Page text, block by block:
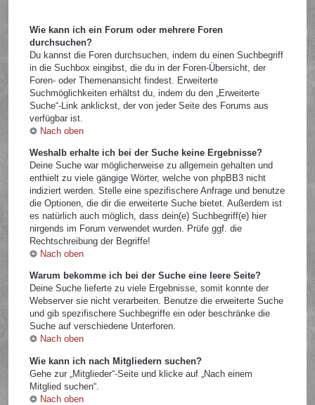
Wie kann ich ein Forum oder mehrere Foren
durchsuchen?
Du kannst die Foren durchsuchen, indem du einen Suchbegriff
in die Suchbox eingibst, die du in der Foren-Übersicht, der
Foren- oder Themenansicht findest. Erweiterte
Suchmöglichkeiten erhältst du, indem du den „Erweiterte
Suche“-Link anklickst, der von jeder Seite des Forums aus
verfügbar ist.
Nach oben
Weshalb erhalte ich bei der Suche keine Ergebnisse?
Deine Suche war möglicherweise zu allgemein gehalten und
enthielt zu viele gängige Wörter, welche von phpBB3 nicht
indiziert werden. Stelle eine spezifischere Anfrage und benutze
die Optionen, die dir die erweiterte Suche bietet. Außerdem ist
es natürlich auch möglich, dass dein(e) Suchbegriff(e) hier
nirgends im Forum verwendet wurden. Prüfe ggf. die
Rechtschreibung der Begriffe!
Nach oben
Warum bekomme ich bei der Suche eine leere Seite?
Deine Suche lieferte zu viele Ergebnisse, somit konnte der
Webserver sie nicht verarbeiten. Benutze die erweiterte Suche
und gib spezifischere Suchbegriffe ein oder beschränke die
Suche auf verschiedene Unterforen.
Nach oben
Wie kann ich nach Mitgliedern suchen?
Gehe zur „Mitglieder“-Seite und klicke auf „Nach einem
Mitglied suchen“.
Nach oben